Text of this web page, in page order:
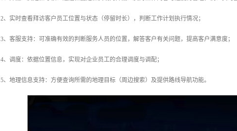
2、实时查看拜访客户员工位置与状态（停留时长），判断工作计划执行情况；
3、客服支持：可准确有效的判断服务人员的位置，解答客户有关问题，提高客户满意度；
4、调度：依据位置信息，实现对企业员工的合理调度与调配；
5、地理信息支持：方便查询所需的地理目标（周边搜索）及提供路线导航功能。